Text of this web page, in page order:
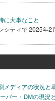
に大事なこと
シティで 2025年2
メディアの状況と
パー・DMの現況